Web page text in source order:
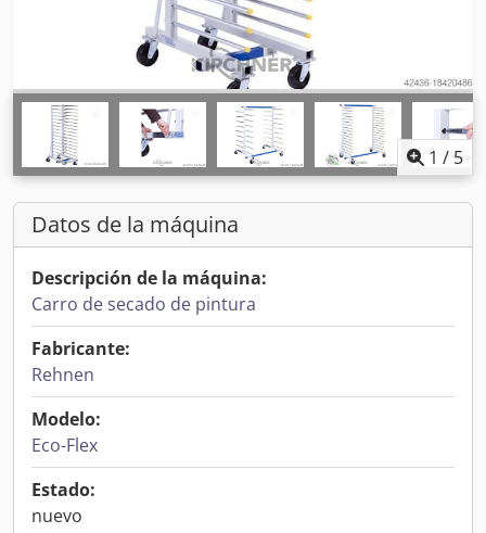
1 / 5
Datos de la máquina
Descripción de la máquina:
Carro de secado de pintura
Fabricante:
Rehnen
Modelo:
Eco-Flex
Estado:
nuevo